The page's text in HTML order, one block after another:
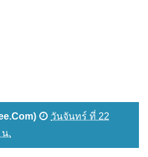
วันจันทร์ ที่ 22
น.